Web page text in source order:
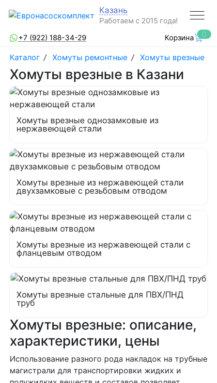
Казань
Работаем с 2015 года!
+7 (922) 188-34-29
Корзина 0
Каталог / Хомуты ремонтные / Хомуты врезные
Хомуты врезные в Казани
Хомуты врезные однозамковые из
нержавеющей стали
Хомуты врезные из нержавеющей стали
двухзамковые с резьбовым отводом
Хомуты врезные из нержавеющей стали с
фланцевым отводом
Хомуты врезные стальные для ПВХ/ПНД
труб
Хомуты врезные: описание,
характеристики, цены
Использование разного рода накладок на трубные
магистрали для транспортировки жидких и